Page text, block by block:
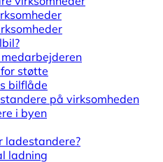
støtte
bilflåde
på virksomheden
i byen
ladestandere?
ladning